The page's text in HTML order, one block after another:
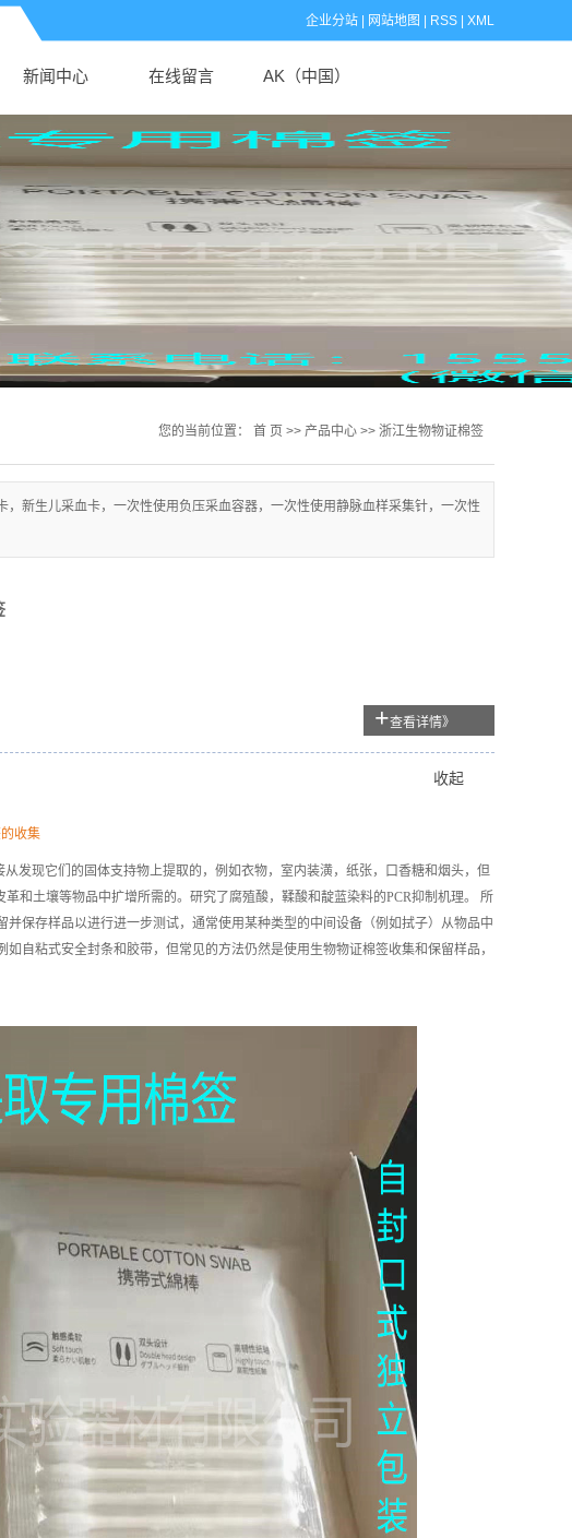
企业分站 网站地图 RSS XML
新闻中心
公司新闻
行业新闻
技术知识
在线留言 AK（中国）
您的当前位置： 首 页 >> 产品中心 >> 浙江生物物证棉签
新生儿采血卡，一次性使用负压采血容器，一次性使用静脉血样采集针，一次性
+查看详情》
收起
收集
从发现它们的固体支持物上提取的，例如衣物，室内装潢，纸张，口香糖和烟头，但
革和土壤等物品中扩增所需的。研究了腐殖酸，鞣酸和靛蓝染料的PCR抑制机理。 所
并保存样品以进行进一步测试，通常使用某种类型的中间设备（例如拭子）从物品中
自粘式安全封条和胶带，但常见的方法仍然是使用 生物物证棉签收集和保留样品，